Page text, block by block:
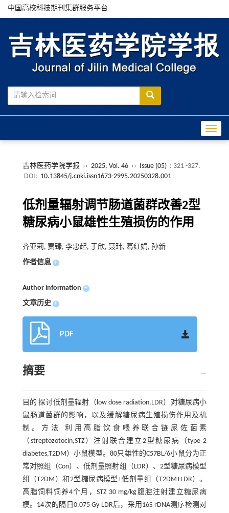
中国高校科技期刊集群服务平台
吉林医药学院学报 ›› 2025, Vol. 46 ›› Issue (05) : 321 -327.
DOI: 10.13845/j.cnki.issn1673-2995.20250328.001
低剂量辐射调节肠道菌群改善2型
糖尿病小鼠雄性生殖损伤的作用
齐亚莉, 贾臻, 李忠起, 于欣, 聂玮, 葛红娟, 孙新
作者信息 +
Author information +
文章历史 +
PDF
摘要
目的 探讨低剂量辐射（low dose radiation,LDR）对糖尿病小
鼠肠道菌群的影响，以及缓解糖尿病生殖损伤作用及机
制。方法 利用高脂饮食喂养联合链尿佐菌素
（streptozotocin,STZ）注射联合建立2型糖尿病（type 2
diabetes,T2DM）小鼠模型。80只雄性的C57BL/6小鼠分为正
常对照组（Con）、低剂量照射组（LDR）、2型糖尿病模型
组（T2DM）和2型糖尿病模型+低剂量组（T2DM+LDR）。
高脂饲料饲养4个月，STZ 30 mg/kg腹腔注射建立糖尿病
模。14次的隔日0.075 Gy LDR后，采用16S rDNA测序检测对